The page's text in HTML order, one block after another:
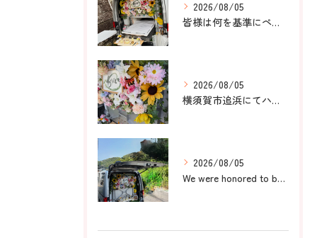
2026/08/05
皆様は何を基準にペット葬儀社を選びますか？
2026/08/05
横須賀市追浜にてハムスターのみかんちゃんのペット火葬のお手伝...
2026/08/05
We were honored to be by your ...